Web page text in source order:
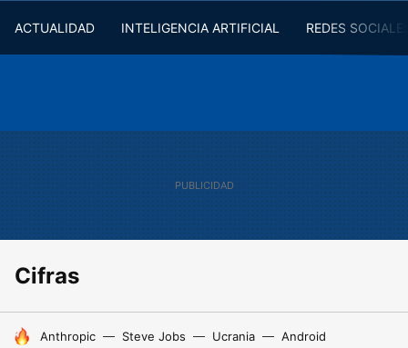
ACTUALIDAD INTELIGENCIA ARTIFICIAL REDES
Cifras
HOY SE HABLA DE
Anthropic Steve Jobs Ucrania Android